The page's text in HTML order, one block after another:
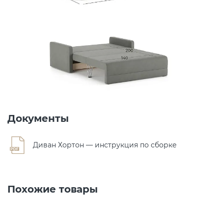
Документы
Диван Хортон — инструкция по сборке
Похожие товары